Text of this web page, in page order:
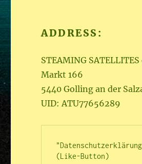
ADDRESS:
STEAMING SATELLITES
Markt 166
5440 Golling an der
UID: ATU77656289
(Like-Button)